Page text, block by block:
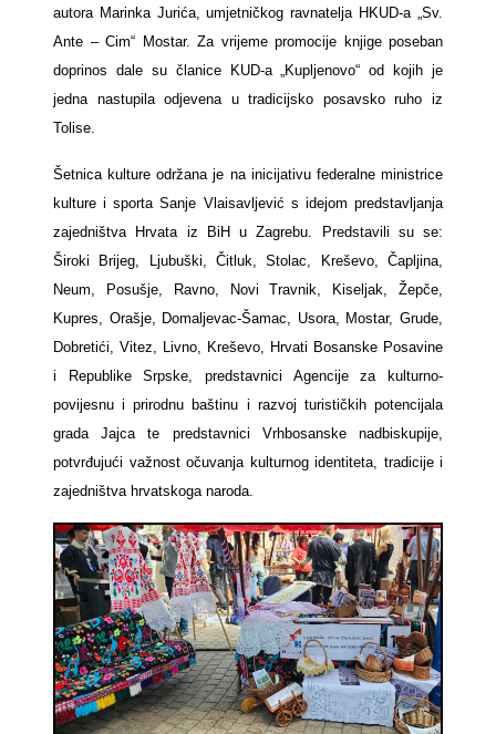
autora Marinka Jurića, umjetničkog ravnatelja HKUD-a „Sv.
Ante – Cim“ Mostar. Za vrijeme promocije knjige poseban
doprinos dale su članice KUD-a „Kupljenovo“ od kojih je
jedna nastupila odjevena u tradicijsko posavsko ruho iz
Tolise.
Šetnica kulture održana je na inicijativu federalne ministrice
kulture i sporta Sanje Vlaisavljević s idejom predstavljanja
zajedništva Hrvata iz BiH u Zagrebu. Predstavili su se:
Široki Brijeg, Ljubuški, Čitluk, Stolac, Kreševo, Čapljina,
Neum, Posušje, Ravno, Novi Travnik, Kiseljak, Žepče,
Kupres, Orašje, Domaljevac-Šamac, Usora, Mostar, Grude,
Dobretići, Vitez, Livno, Kreševo, Hrvati Bosanske Posavine
i Republike Srpske, predstavnici Agencije za kulturno-
povijesnu i prirodnu baštinu i razvoj turističkih potencijala
grada Jajca te predstavnici Vrhbosanske nadbiskupije,
potvrđujući važnost očuvanja kulturnog identiteta, tradicije i
zajedništva hrvatskoga naroda.